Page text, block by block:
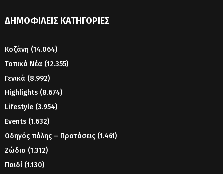
ΔΗΜΟΦΙΛΕΊΣ ΚΑΤΗΓΟΡΊΕΣ
Κοζάνη (14.064)
Τοπικά Νέα (12.355)
Γενικά (8.992)
Highlights (8.674)
Lifestyle (3.954)
Events (1.632)
Οδηγός πόλης – Προτάσεις (1.461)
Ζώδια (1.312)
Παιδί (1.130)